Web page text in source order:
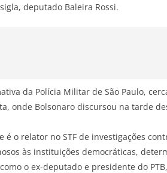
deputado Baleira Rossi.
da Polícia Militar de São Paulo,
onde Bolsonaro discursou na tarde
é o relator no STF de investigações
às instituições democráticas,
o ex-deputado e presidente do